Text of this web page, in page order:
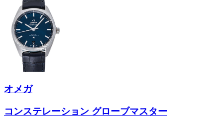
オメガ
コンステレーション グローブマスター